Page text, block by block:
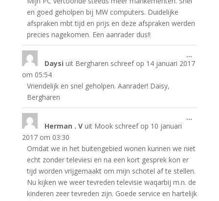
en goed geholpen bij MW computers. Duidelijke
afspraken mbt tijd en prijs en deze afspraken werden
precies nagekomen. Een aanrader dus!!
Daysi uit Bergharen schreef op 14 januari 2017
om 05:54
Vriendelijk en snel geholpen. Aanrader! Daisy,
Bergharen
...
deze
Herman . V uit Mook schreef op 10 januari
2017 om 03:30
Omdat we in het buitengebied wonen kunnen we niet
echt zonder televiesi en na een kort gesprek kon er
tijd worden vrijgemaakt om mijn schotel af te stellen.
Nu kijken we weer tevreden televisie waqarbij m.n. de
kinderen zeer tevreden zijn. Goede service en hartelijk
...